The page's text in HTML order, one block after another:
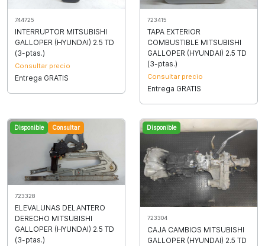
744725
INTERRUPTOR MITSUBISHI
GALLOPER (HYUNDAI) 2.5 TD
(3-ptas.)
Consultar precio
Entrega GRATIS
723415
TAPA EXTERIOR
COMBUSTIBLE MITSUBISHI
GALLOPER (HYUNDAI) 2.5 TD
(3-ptas.)
Consultar precio
Entrega GRATIS
Disponible Consultar
723328
ELEVALUNAS DELANTERO
DERECHO MITSUBISHI
GALLOPER (HYUNDAI) 2.5 TD
(3-ptas.)
Disponible
723304
CAJA CAMBIOS MITSUBISHI
GALLOPER (HYUNDAI) 2.5 TD